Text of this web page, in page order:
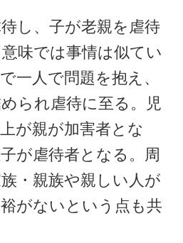
し、子が老親を虐待
味では事情は似てい
一人で問題を抱え、
られ虐待に至る。児
が親が加害者とな
が虐待者となる。周
・親族や親しい人が
がないという点も共